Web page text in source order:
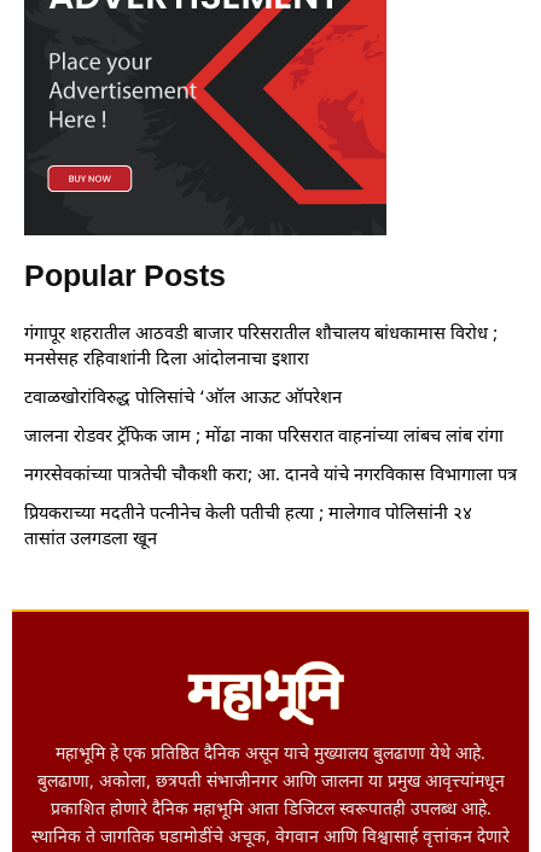
Popular Posts
गंगापूर शहरातील आठवडी बाजार परिसरातील शौचालय बांधकामास विरोध ;
मनसेसह रहिवाशांनी दिला आंदोलनाचा इशारा
टवाळखोरांविरुद्ध पोलिसांचे ‘ऑल आऊट ऑपरेशन
जालना रोडवर ट्रॅफिक जाम ; मोंढा नाका परिसरात वाहनांच्या लांबच लांब रांगा
नगरसेवकांच्या पात्रतेची चौकशी करा; आ. दानवे यांचे नगरविकास विभागाला पत्र
प्रियकराच्या मदतीने पत्नीनेच केली पतीची हत्या ; मालेगाव पोलिसांनी २४
तासांत उलगडला खून
महाभूमि हे एक प्रतिष्ठित दैनिक असून याचे मुख्यालय बुलढाणा येथे आहे.
बुलढाणा, अकोला, छत्रपती संभाजीनगर आणि जालना या प्रमुख आवृत्त्यांमधून
प्रकाशित होणारे दैनिक महाभूमि आता डिजिटल स्वरूपातही उपलब्ध आहे.
स्थानिक ते जागतिक घडामोडींचे अचूक, वेगवान आणि विश्वासार्ह वृत्तांकन देणारे